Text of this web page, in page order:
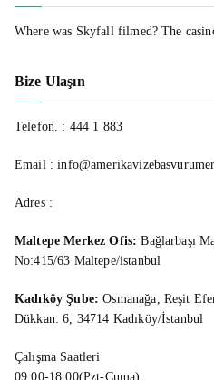
Where was Skyfall filmed? The
Bize Ulaşın
Telefon. : 444 1 883
Email :
Adres :
Maltepe Merkez Ofis: Bağlarbaşı
No:415/63 Maltepe/istanbul
Kadıköy Şube: Osmanağa, Reşit
Dükkan: 6, 34714 Kadıköy/İstanbul
Çalışma Saatleri
09:00-18:00(Pzt-Cuma)